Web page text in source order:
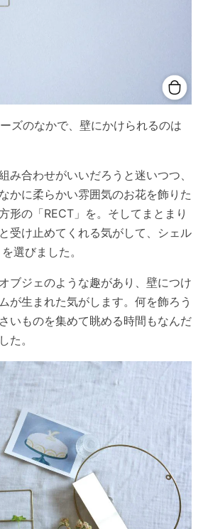
ズのなかで、壁にかけられるのは
み合わせがいいだろうと迷いつつ、
かに柔らかい雰囲気のお花を飾りた
形の「RECT」を。そしてまとまり
受け止めてくれる気がして、シェル
選びました。
ブジェのような趣があり、壁につけ
が生まれた気がします。何を飾ろう
いものを集めて眺める時間もなんだ
た。